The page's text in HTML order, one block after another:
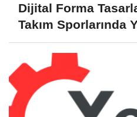
Dijital Forma
Takım Sporlarında